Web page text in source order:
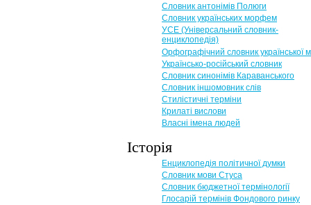
Словник антонімів Полюги
Словник українських морфем
УСЕ (Універсальний словник-
енциклопедія)
Орфографічний словник української
Українсько-російський словник
Словник синонімів Караванського
Словник іншомовник слів
Стилістичні терміни
Крилаті вислови
Власні імена людей
Історія
Енциклопедія політичної думки
Словник мови Стуса
Словник бюджетної термінології
Глосарій термінів Фондового ринку